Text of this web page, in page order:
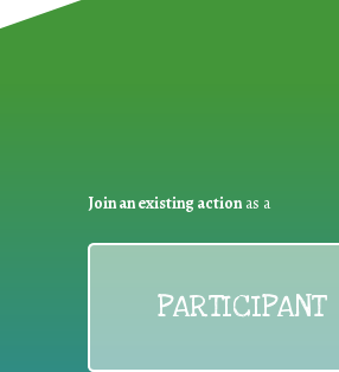
Join an existing actionas a
PARTICIPANT